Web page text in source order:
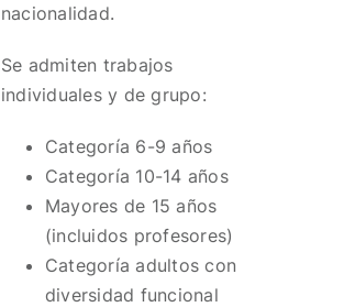
nacionalidad.
Se admiten trabajos
individuales y de grupo:
Categoría 6-9 años
Categoría 10-14 años
Mayores de 15 años
(incluidos profesores)
Categoría adultos con
diversidad funcional